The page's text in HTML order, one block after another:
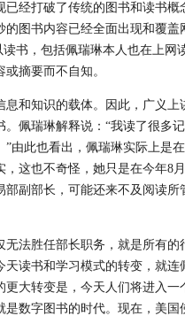
经打破了传统的图书和读书概
图书内容已经全面出现和覆盖
书，包括佩瑞琳本人也在上网
摘要而不自知。
和知识的载体。因此，广义上
佩瑞琳解释说：“我读了很多记
由此也看出，佩瑞琳实际上是
这也不奇怪，她只是在今年8
副部长，可能还来不及阅读所
法胜任部长职务，就是所有的
读书和学习模式的转变，就连
大转变是，今天人们将进入一
数字图书的时代。现在，美国